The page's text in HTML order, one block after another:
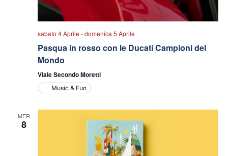
sabato 4 Aprile -domenica 5 Aprile
Pasqua in rosso con le Ducati Campioni del
Mondo
Viale Secondo Moretti
Music & Fun
MER
8